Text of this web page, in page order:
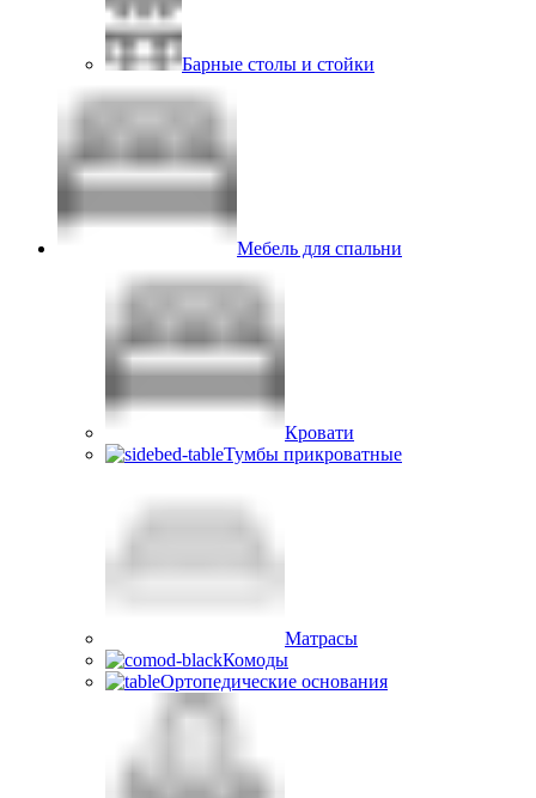
Барные столы и стойки
Мебель для спальни
Кровати
Тумбы прикроватные
Матрасы
Комоды
Ортопедические основания